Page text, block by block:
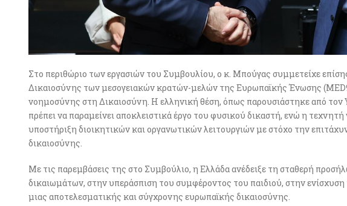
Στο περιθώριο των εργασιών του Συμβουλίου, ο κ. Μπούγας συμμετείχε
Δικαιοσύνης των μεσογειακών κρατών-μελών της Ευρωπαϊκής Ένωσης
νοημοσύνης στη Δικαιοσύνη. Η ελληνική θέση, όπως παρουσιάστηκε από τον
πρέπει να παραμείνει αποκλειστικά έργο του φυσικού δικαστή, ενώ η
υποστήριξη διοικητικών και οργανωτικών λειτουργιών με στόχο την
δικαιοσύνης.
Με τις παρεμβάσεις της στο Συμβούλιο, η Ελλάδα ανέδειξε τη σταθερή
δικαιωμάτων, στην υπεράσπιση του συμφέροντος του παιδιού, στην
μιας αποτελεσματικής και σύγχρονης ευρωπαϊκής δικαιοσύνης.